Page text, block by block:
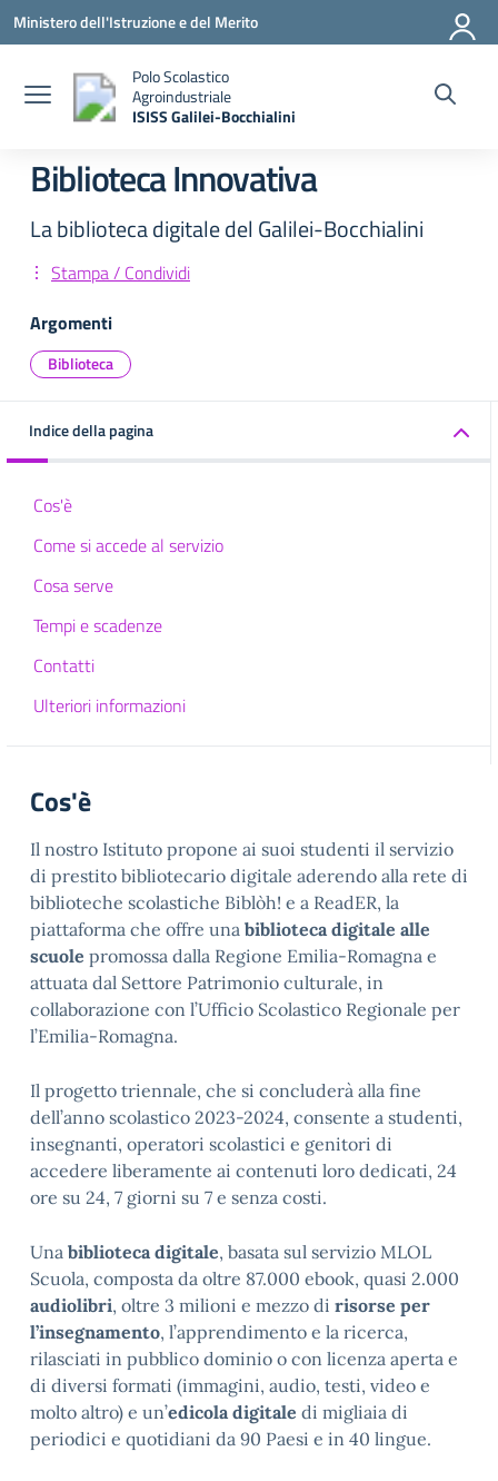
Vai ai contenuti
Vai al menu di navigazione
Vai al footer
Ministero dell'Istruzione e del Merito
Polo Scolastico
Agroindustriale
ISISS Galilei-Bocchialini
Biblioteca Innovativa
La biblioteca digitale del Galilei-Bocchialini
Stampa / Condividi
Argomenti
Biblioteca
Indice della pagina
Cos'è
Come si accede al servizio
Cosa serve
Tempi e scadenze
Contatti
Ulteriori informazioni
Cos'è
Il nostro Istituto propone ai suoi studenti il servizio
di prestito bibliotecario digitale aderendo alla rete di
biblioteche scolastiche Biblòh! e a ReadER, la
piattaforma che offre una biblioteca digitale alle
scuole promossa dalla Regione Emilia-Romagna e
attuata dal Settore Patrimonio culturale, in
collaborazione con l’Ufficio Scolastico Regionale per
l’Emilia-Romagna.
Il progetto triennale, che si concluderà alla fine
dell’anno scolastico 2023-2024, consente a studenti,
insegnanti, operatori scolastici e genitori di
accedere liberamente ai contenuti loro dedicati, 24
ore su 24, 7 giorni su 7 e senza costi.
Una biblioteca digitale, basata sul servizio MLOL
Scuola, composta da oltre 87.000 ebook, quasi 2.000
audiolibri, oltre 3 milioni e mezzo di risorse per
l’insegnamento, l’apprendimento e la ricerca,
rilasciati in pubblico dominio o con licenza aperta e
di diversi formati (immagini, audio, testi, video e
molto altro) e un’edicola digitale di migliaia di
periodici e quotidiani da 90 Paesi e in 40 lingue.